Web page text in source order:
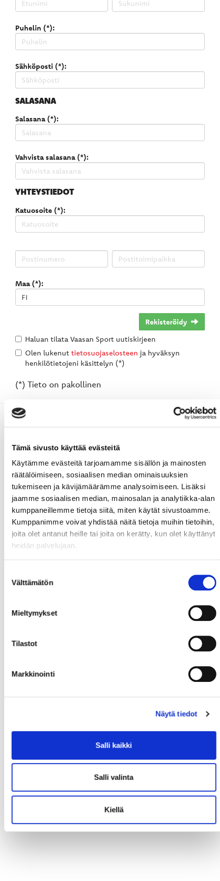
Tämä sivusto käyttää evästeitä
Käytämme evästeitä tarjoamamme sisällön ja mainosten
räätälöimiseen, sosiaalisen median ominaisuuksien
tukemiseen ja kävijämäärämme analysoimiseen. Lisäksi
jaamme sosiaalisen median, mainosalan ja analytiikka-alan
kumppaneillemme tietoja siitä, miten käytät sivustoamme.
Kumppanimme voivat yhdistää näitä tietoja muihin tietoihin,
joita olet antanut heille tai joita on kerätty, kun olet käyttänyt
heidän palvelujaan.
valinta
Välttämätön
Mieltymykset
Tilastot
Markkinointi
Näytä tiedot
Salli kaikki
Salli valinta
Kiellä
Puhelin (*):
Sähköposti (*):
SALASANA
Salasana (*):
Vahvista salasana (*):
YHTEYSTIEDOT
Katuosoite (*):
Maa (*):
Rekisteröidy
Haluan tilata Vaasan Sport uutiskirjeen
Olen lukenut tietosuojaselosteen ja hyväksyn
henkilötietojeni käsittelyn (*)
(*) Tieto on pakollinen